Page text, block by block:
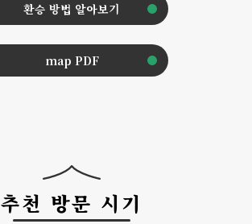
환승 방법 알아보기
map PDF
추천 방문 시기